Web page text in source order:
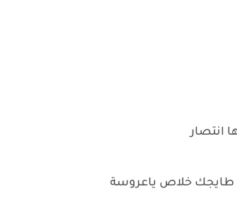
انتصار
طايجك خلاص ياعروسة